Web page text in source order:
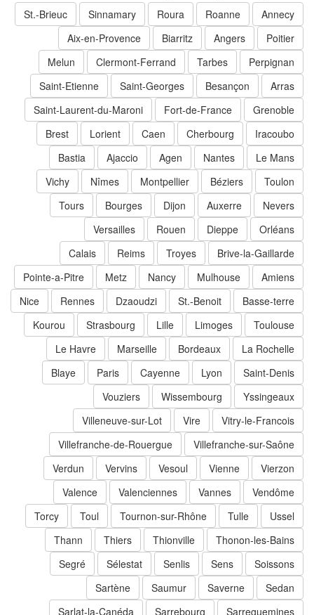
Annecy
Roanne
Roura
Sinnamary
St.-Brieuc
Poitier
Angers
Biarritz
Aix-en-Provence
Perpignan
Tarbes
Clermont-Ferrand
Melun
Arras
Besançon
Saint-Georges
Saint-Etienne
Grenoble
Fort-de-France
Saint-Laurent-du-Maroni
Iracoubo
Cherbourg
Caen
Lorient
Brest
Le Mans
Nantes
Agen
Ajaccio
Bastia
Toulon
Béziers
Montpellier
Nîmes
Vichy
Nevers
Auxerre
Dijon
Bourges
Tours
Orléans
Dieppe
Rouen
Versailles
Brive-la-Gaillarde
Troyes
Reims
Calais
Amiens
Mulhouse
Nancy
Metz
Pointe-a-Pitre
Basse-terre
St.-Benoit
Dzaoudzi
Rennes
Nice
Toulouse
Limoges
Strasbourg
Kourou
La Rochelle
Bordeaux
Marseille
Le Havre
Saint-Denis
Lyon
Cayenne
Paris
Blaye
Yssingeaux
Wissembourg
Vouziers
Vitry-le-Francois
Villeneuve-sur-Lot
Villefranche-sur-Saône
Villefranche-de-Rouergue
Vierzon
Vienne
Vesoul
Vervins
Verdun
Vendôme
Vannes
Valenciennes
Valence
Ussel
Tulle
Tournon-sur-Rhône
Torcy
Thonon-les-Bains
Thionville
Thiers
Thann
Soissons
Sens
Senlis
Sélestat
Segré
Sedan
Saverne
Saumur
Sartène
Sarreguemines
Sarrebourg
Sarlat-la-Canéda